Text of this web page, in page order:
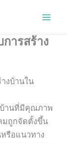
ารสร้าง
งบ้านใน
บ้านที่มีคุณภาพ
มถูกจัดตั้งขึ้น
รือแนวทาง